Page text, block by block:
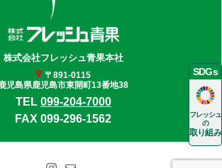
株式会社フレッシュ青果本社
〒891-0115
児島県鹿児島市東開町13番地38
TEL 099-204-7000
FAX 099-296-1562
SDGs
フレッシュ
の
取り組み